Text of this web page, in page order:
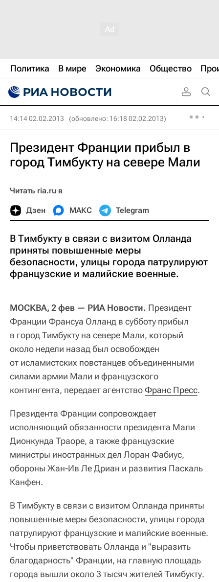
Политика В мире Экономика Общество
14:14 02.02.2013 (обновлено: 16:18 02.02.2013)
Президент Франции прибыл в
город Тимбукту на севере Мали
Читать ria.ru в
Дзен МАКС Telegram
В Тимбукту в связи с визитом Олланда
приняты повышенные меры
безопасности, улицы города патрулируют
французские и малийские военные.
МОСКВА, 2 фев — РИА Новости. Президент
Франции Франсуа Олланд в субботу прибыл
в город Тимбукту на севере Мали, который
около недели назад был освобожден
от исламистских повстанцев объединенными
силами армии Мали и французского
контингента, передает агентство Франс Пресс.
Президента Франции сопровождает
исполняющий обязанности президента Мали
Дионкунда Траоре, а также французские
министры иностранных дел Лоран Фабиус,
обороны Жан-Ив Ле Дриан и развития Паскаль
Канфен.
В Тимбукту в связи с визитом Олланда приняты
повышенные меры безопасности, улицы города
патрулируют французские и малийские военные.
Чтобы приветствовать Олланда и "выразить
благодарность" Франции, на главную площадь
города вышли около 3 тысяч жителей Тимбукту.